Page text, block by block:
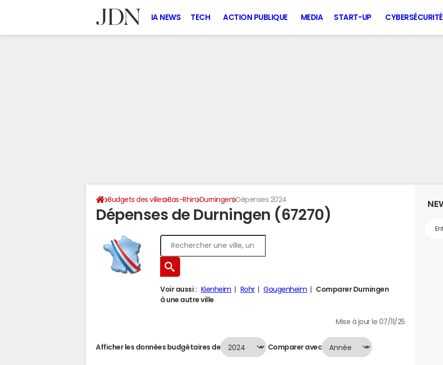
IA NEWS TECH ACTION PUBLIQUE MEDIA START-UP CYBERSÉCURITÉ
Budgets des villes Bas-Rhin Durningen Dépenses 2024
Dépenses de Durningen (67270)
Voir aussi : Kienheim Rohr Gougenheim
Comparer Durningen
à une autre ville
Mise à jour le 07/11/25
Afficher les données budgétaires de Comparer avec